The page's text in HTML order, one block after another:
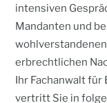
intensiven
Mandanten und
erbrechtlichen
Ihr Fachanwalt für
vertritt Sie in